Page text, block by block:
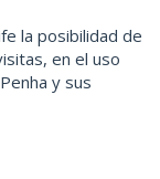
la posibilidad de
en el uso
y sus